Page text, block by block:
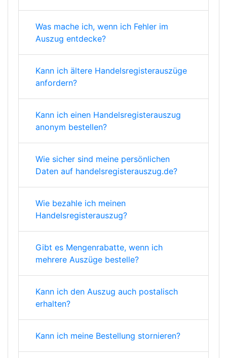
Was mache ich, wenn ich Fehler im
Auszug entdecke?
Kann ich ältere Handelsregisterauszüge
anfordern?
Kann ich einen Handelsregisterauszug
anonym bestellen?
Wie sicher sind meine persönlichen
Daten auf handelsregisterauszug.de?
Wie bezahle ich meinen
Handelsregisterauszug?
Gibt es Mengenrabatte, wenn ich
mehrere Auszüge bestelle?
Kann ich den Auszug auch postalisch
erhalten?
Kann ich meine Bestellung stornieren?